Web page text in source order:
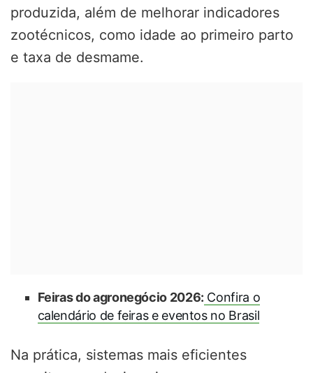
produzida, além de melhorar indicadores
zootécnicos, como idade ao primeiro parto
e taxa de desmame.
Feiras do agronegócio 2026: Confira o
calendário de feiras e eventos no Brasil
Na prática, sistemas mais eficientes